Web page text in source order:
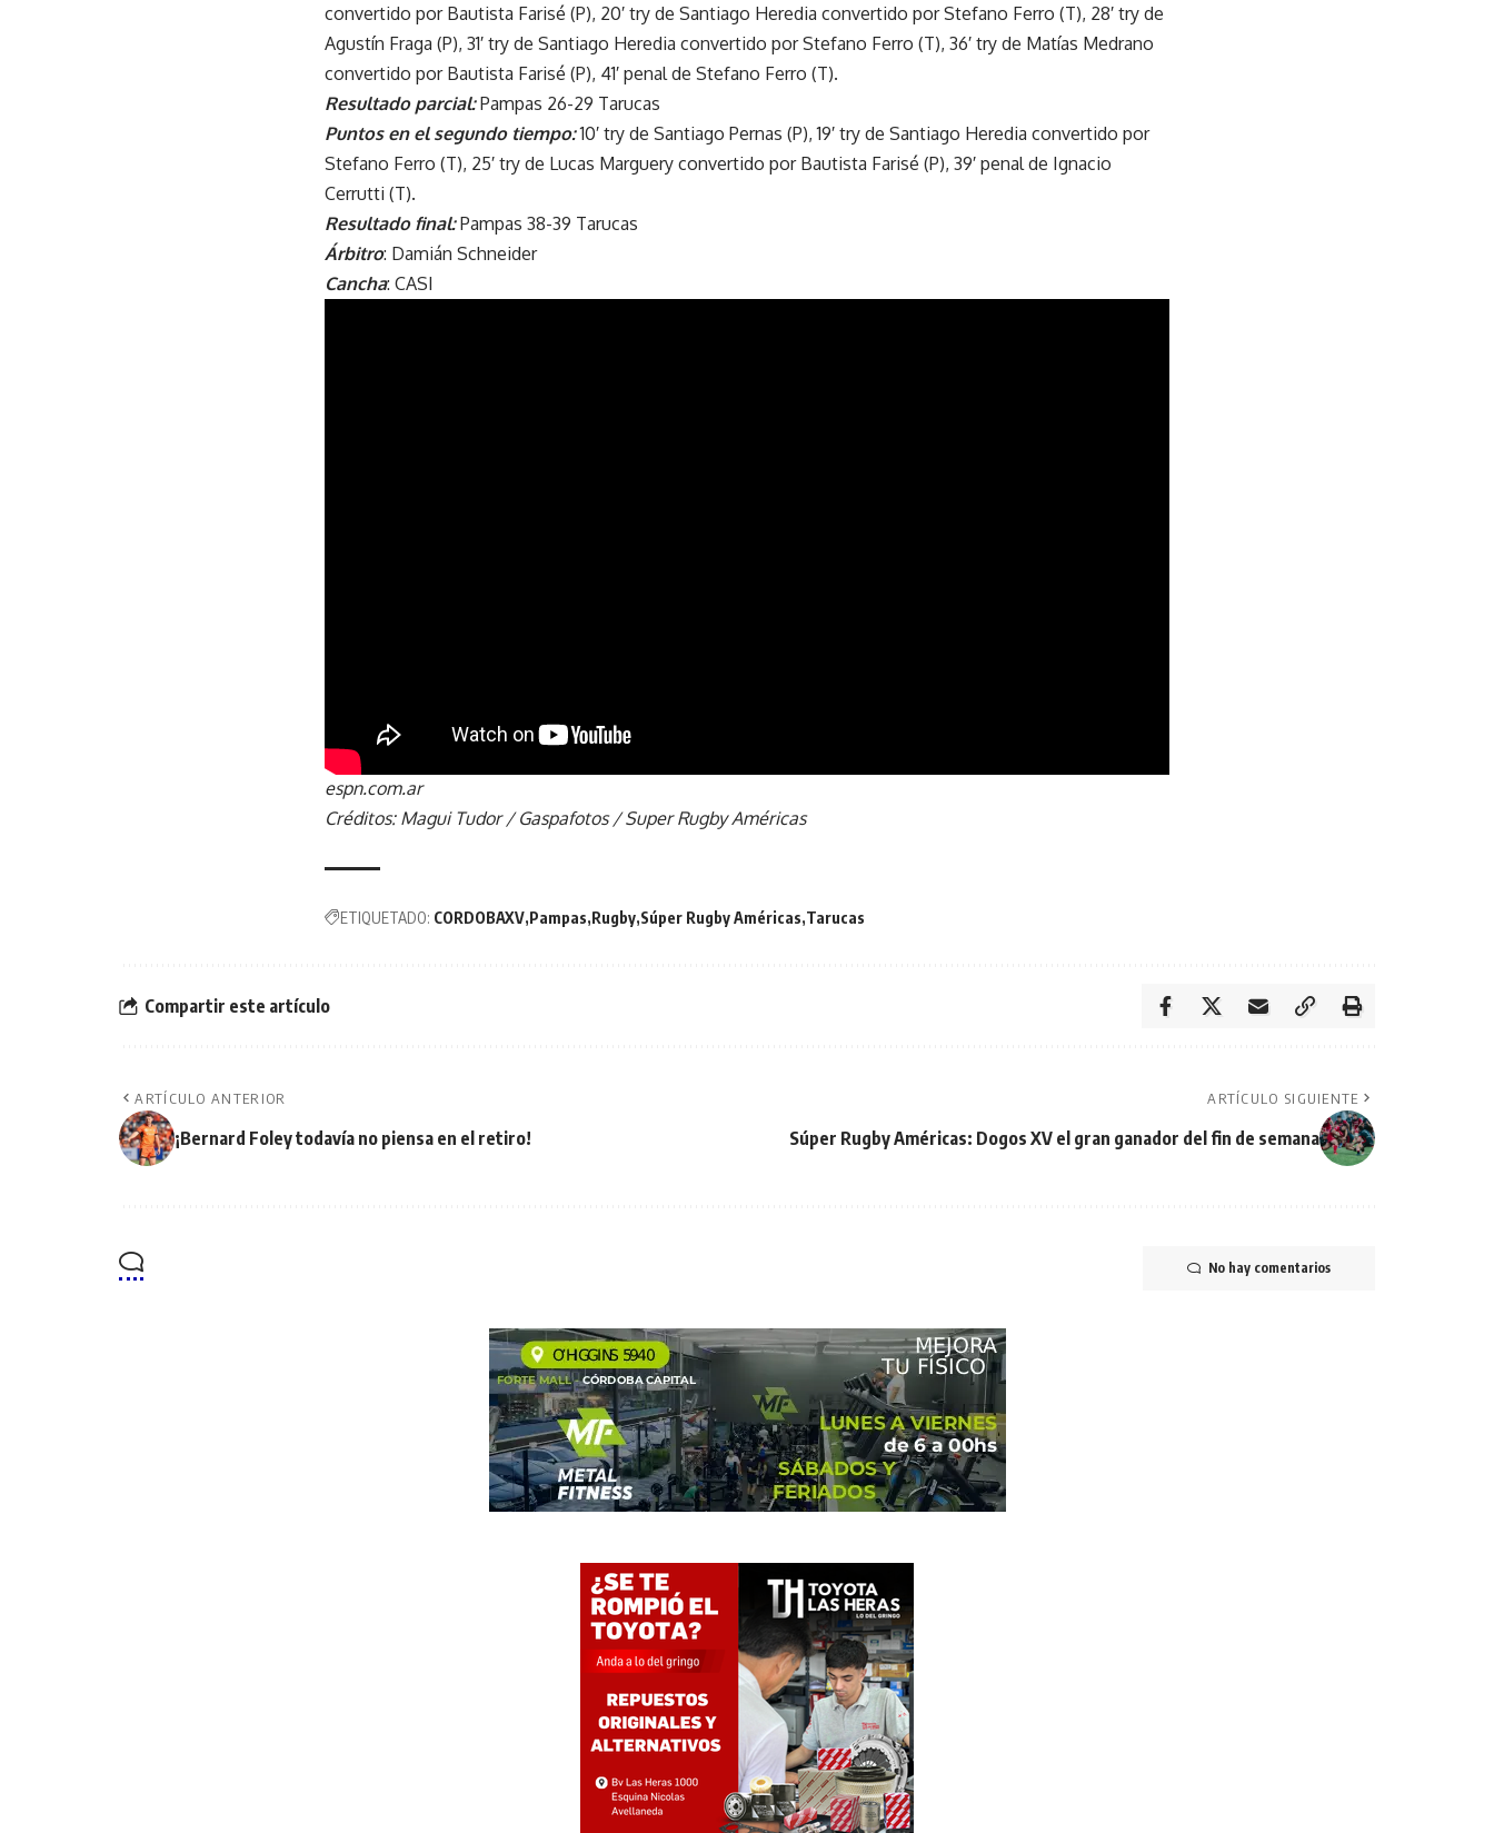
convertido por Bautista Farisé (P), 20′ try de Santiago Heredia convertido por Stefano Ferro (T), 28′ try de
Agustín Fraga (P), 31′ try de Santiago Heredia convertido por Stefano Ferro (T), 36′ try de Matías Medrano
convertido por Bautista Farisé (P), 41′ penal de Stefano Ferro (T).
Resultado parcial:Pampas 26-29 Tarucas
Puntos en el segundo tiempo:10′ try de Santiago Pernas (P), 19′ try de Santiago Heredia convertido por
Stefano Ferro (T), 25′ try de Lucas Marguery convertido por Bautista Farisé (P), 39′ penal de Ignacio
Cerrutti (T).
Resultado final:Pampas 38-39 Tarucas
Árbitro: Damián Schneider
Cancha: CASI
espn.com.ar
Créditos: Magui Tudor / Gaspafotos / Super Rugby Américas
ETIQUETADO: CORDOBAXV Pampas Rugby Súper Rugby Américas Tarucas
Compartir este artículo
ARTÍCULO ANTERIOR
¡Bernard Foley todavía no piensa en el retiro!
ARTÍCULO SIGUIENTE
Súper Rugby Américas: Dogos XV el gran ganador del fin de semana
No hay comentarios